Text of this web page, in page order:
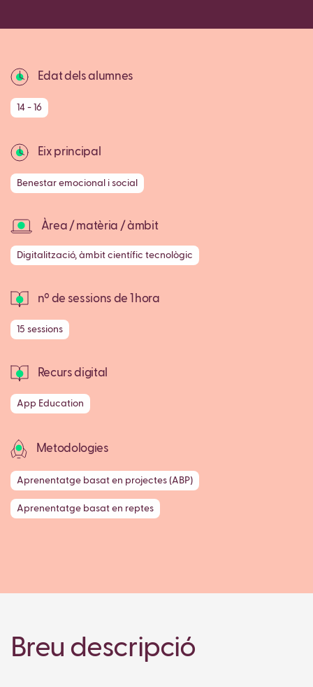
Edat dels alumnes
14 - 16
Eix principal
Benestar emocional i social
Àrea / matèria / àmbit
Digitalització, àmbit científic tecnològic
nº de sessions de 1 hora
15 sessions
Recurs digital
App Education
Metodologies
Aprenentatge basat en projectes (ABP)
Aprenentatge basat en reptes
Breu descripció